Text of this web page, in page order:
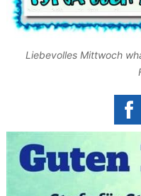
Liebevolles Mittwoch